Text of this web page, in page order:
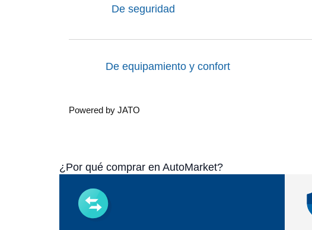
De seguridad
De equipamiento y confort
Powered by JATO
¿Por qué comprar en AutoMarket?